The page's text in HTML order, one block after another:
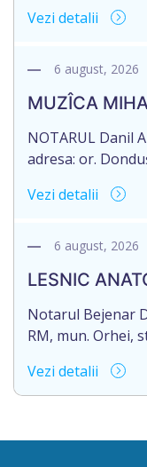
decesului cet.
decembrie 2019.
moștenitor este
de 06.09.2026. În
2390 alin. […]
Vezi detalii
6 august, 2026
MUZÎCA
NOTARUL Danil
adresa: or.
în urma decesului
data 05.09.1943.
06 noiembrie
art. 2390 alin. […]
Vezi detalii
6 august, 2026
LESNIC
Notarul Bejenar
RM, mun. Orhei,
decesului dlui
Republicii
noiembrie 2025.
Vezi detalii